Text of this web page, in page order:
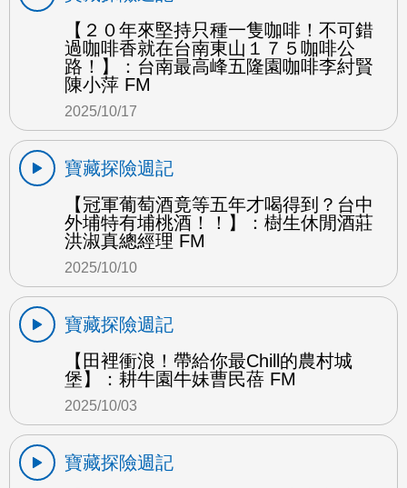
【２０年來堅持只種一隻咖啡！不可錯
過咖啡香就在台南東山１７５咖啡公
路！】：台南最高峰五隆園咖啡李紂賢
陳小萍 FM
2025/10/17
寶藏探險週記
【冠軍葡萄酒竟等五年才喝得到？台中
外埔特有埔桃酒！！】：樹生休閒酒莊
洪淑真總經理 FM
2025/10/10
寶藏探險週記
【田裡衝浪！帶給你最Chill的農村城
堡】：耕牛園牛妹曹民蓓 FM
2025/10/03
寶藏探險週記